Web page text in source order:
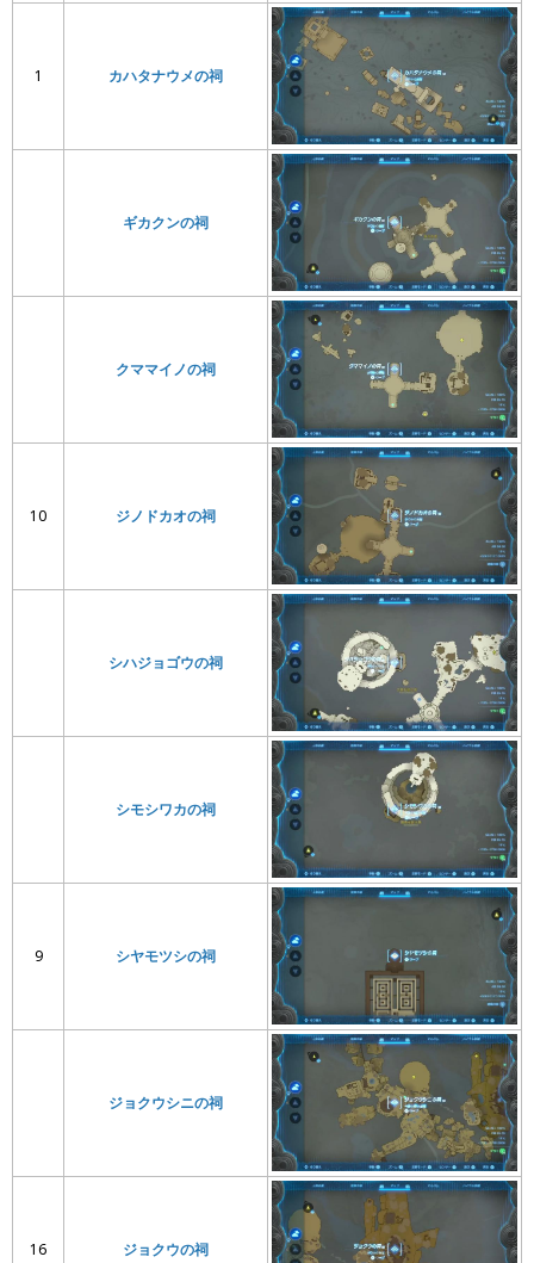
1 カハタナウメの祠
ギカクンの祠
クママイノの祠
10 ジノドカオの祠
シハジョゴウの祠
シモシワカの祠
9 シヤモツシの祠
ジョクウシニの祠
16 ジョクウの祠